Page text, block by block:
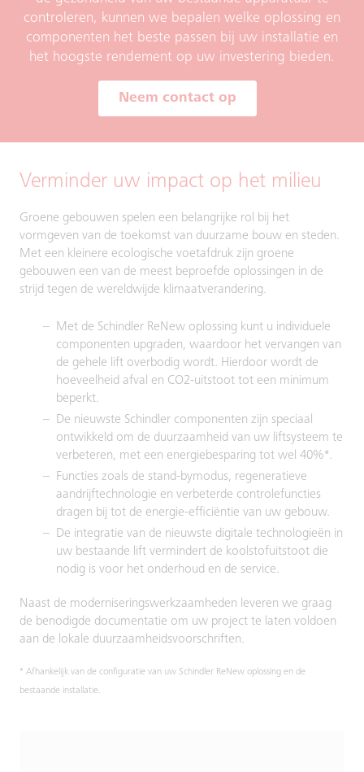
controleren, kunnen we bepalen welke oplossing en
componenten het beste passen bij uw installatie en
het hoogste rendement op uw investering bieden.
Neem contact op
Verminder uw impact op het milieu
Groene gebouwen spelen een belangrijke rol bij het
vormgeven van de toekomst van duurzame bouw en steden.
Met een kleinere ecologische voetafdruk zijn groene
gebouwen een van de meest beproefde oplossingen in de
strijd tegen de wereldwijde klimaatverandering.
Met de Schindler ReNew oplossing kunt u individuele
componenten upgraden, waardoor het vervangen van
de gehele lift overbodig wordt. Hierdoor wordt de
hoeveelheid afval en CO2-uitstoot tot een minimum
beperkt.
De nieuwste Schindler componenten zijn speciaal
ontwikkeld om de duurzaamheid van uw liftsysteem te
verbeteren, met een energiebesparing tot wel 40%*.
Functies zoals de stand-bymodus, regeneratieve
aandrijftechnologie en verbeterde controlefuncties
dragen bij tot de energie-efficiëntie van uw gebouw.
De integratie van de nieuwste digitale technologieën in
uw bestaande lift vermindert de koolstofuitstoot die
nodig is voor het onderhoud en de service.
Naast de moderniseringswerkzaamheden leveren we graag
de benodigde documentatie om uw project te laten voldoen
aan de lokale duurzaamheidsvoorschriften.
* Afhankelijk van de configuratie van uw Schindler ReNew oplossing en de
bestaande installatie.